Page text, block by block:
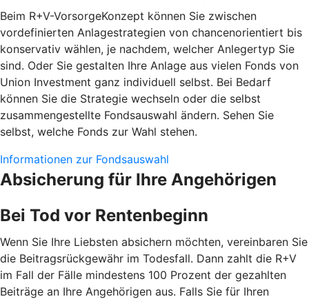
Beim R+V-VorsorgeKonzept können Sie zwischen
vordefinierten Anlagestrategien von chancenorientiert bis
konservativ wählen, je nachdem, welcher Anlegertyp Sie
sind. Oder Sie gestalten Ihre Anlage aus vielen Fonds von
Union Investment ganz individuell selbst. Bei Bedarf
können Sie die Strategie wechseln oder die selbst
zusammengestellte Fondsauswahl ändern. Sehen Sie
selbst, welche Fonds zur Wahl stehen.
Informationen zur Fondsauswahl
Absicherung für Ihre Angehörigen
Bei Tod vor Rentenbeginn
Wenn Sie Ihre Liebsten absichern möchten, vereinbaren Sie
die Beitragsrückgewähr im Todesfall. Dann zahlt die R+V
im Fall der Fälle mindestens 100 Prozent der gezahlten
Beiträge an Ihre Angehörigen aus. Falls Sie für Ihren